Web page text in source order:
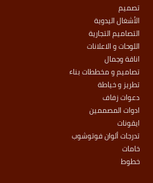
تصميم
الأشغال اليدوية
التصاميم التجارية
اللوحات و الاعلانات
اناقة وجمال
تصاميم و مخططات بناء
تطريز و خياطة
دعوات زفاف
ادوات المصممين
ايقونات
تدرجات ألوان فوتوشوب
خامات
خطوط